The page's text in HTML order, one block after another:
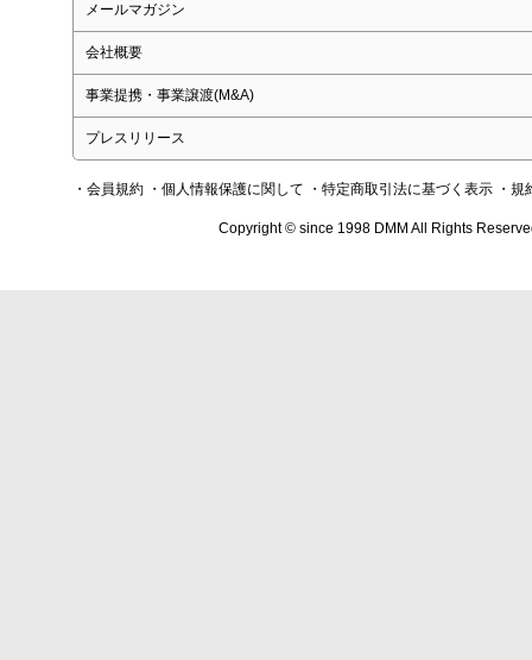
メールマガジン
会社概要
事業提携・事業譲渡(M&A)
プレスリリース
・会員規約 ・個人情報保護に関して ・特定商取引法に基づく表示 ・規
Copyright © since 1998 DMM All Rights